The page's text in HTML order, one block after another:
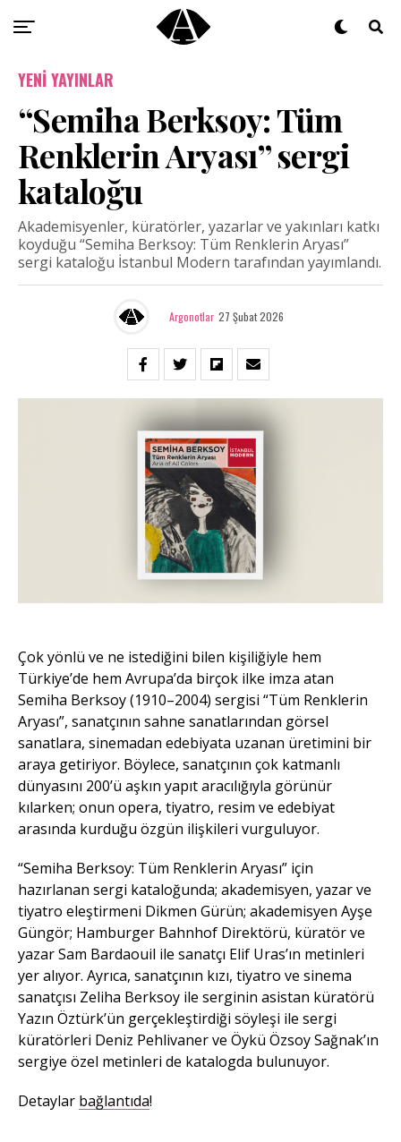
YENI YAYINLAR
“Semiha Berksoy: Tüm
Renklerin Aryası” sergi
kataloğu
Akademisyenler, küratörler, yazarlar ve yakınları katkı
koyduğu “Semiha Berksoy: Tüm Renklerin Aryası”
sergi kataloğu İstanbul Modern tarafından yayımlandı.
Argonotlar 27 Şubat 2026
Çok yönlü ve ne istediğini bilen kişiliğiyle hem
Türkiye’de hem Avrupa’da birçok ilke imza atan
Semiha Berksoy (1910–2004) sergisi “Tüm Renklerin
Aryası”, sanatçının sahne sanatlarından görsel
sanatlara, sinemadan edebiyata uzanan üretimini bir
araya getiriyor. Böylece, sanatçının çok katmanlı
dünyasını 200’ü aşkın yapıt aracılığıyla görünür
kılarken; onun opera, tiyatro, resim ve edebiyat
arasında kurduğu özgün ilişkileri vurguluyor.
“Semiha Berksoy: Tüm Renklerin Aryası” için
hazırlanan sergi kataloğunda; akademisyen, yazar ve
tiyatro eleştirmeni Dikmen Gürün; akademisyen Ayşe
Güngör; Hamburger Bahnhof Direktörü, küratör ve
yazar Sam Bardaouil ile sanatçı Elif Uras’ın metinleri
yer alıyor. Ayrıca, sanatçının kızı, tiyatro ve sinema
sanatçısı Zeliha Berksoy ile serginin asistan küratörü
Yazın Öztürk’ün gerçekleştirdiği söyleşi ile sergi
küratörleri Deniz Pehlivaner ve Öykü Özsoy Sağnak’ın
sergiye özel metinleri de katalogda bulunuyor.
Detaylar bağlantıda!